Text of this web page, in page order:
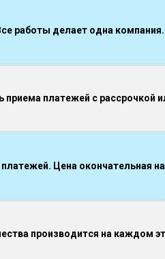
работы делает одна компания.
платежей с рассрочкой
Цена окончательная
производится на каждом